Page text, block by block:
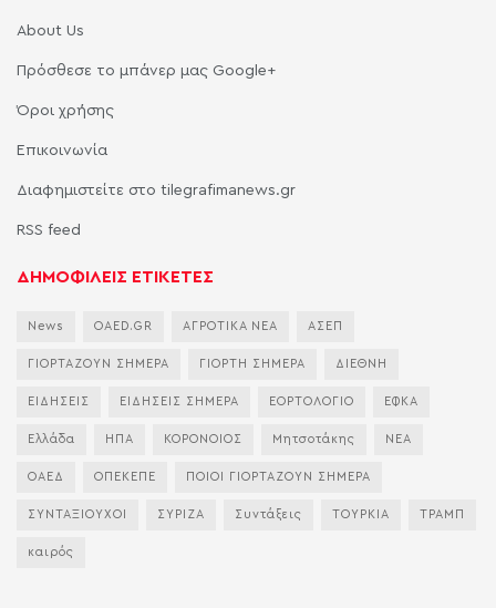
About Us
Πρόσθεσε το μπάνερ μας Google+
Όροι χρήσης
Επικοινωνία
Διαφημιστείτε στο tilegrafimanews.gr
RSS feed
ΔΗΜΟΦΙΛΕΙΣ ΕΤΙΚΕΤΕΣ
News OAED.GR ΑΓΡΟΤΙΚΑ ΝΕΑ ΑΣΕΠ
ΓΙΟΡΤΑΖΟΥΝ ΣΗΜΕΡΑ ΓΙΟΡΤΗ ΣΗΜΕΡΑ ΔΙΕΘΝΗ
ΕΙΔΗΣΕΙΣ ΕΙΔΗΣΕΙΣ ΣΗΜΕΡΑ ΕΟΡΤΟΛΟΓΙΟ ΕΦΚΑ
Ελλάδα ΗΠΑ ΚΟΡΟΝΟΙΟΣ Μητσοτάκης ΝΕΑ
ΟΑΕΔ ΟΠΕΚΕΠΕ ΠΟΙΟΙ ΓΙΟΡΤΑΖΟΥΝ ΣΗΜΕΡΑ
ΣΥΝΤΑΞΙΟΥΧΟΙ ΣΥΡΙΖΑ Συντάξεις ΤΟΥΡΚΙΑ ΤΡΑΜΠ
καιρός